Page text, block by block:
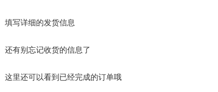
填写详细的发货信息
还有别忘记收货的信息了
这里还可以看到已经完成的订单哦